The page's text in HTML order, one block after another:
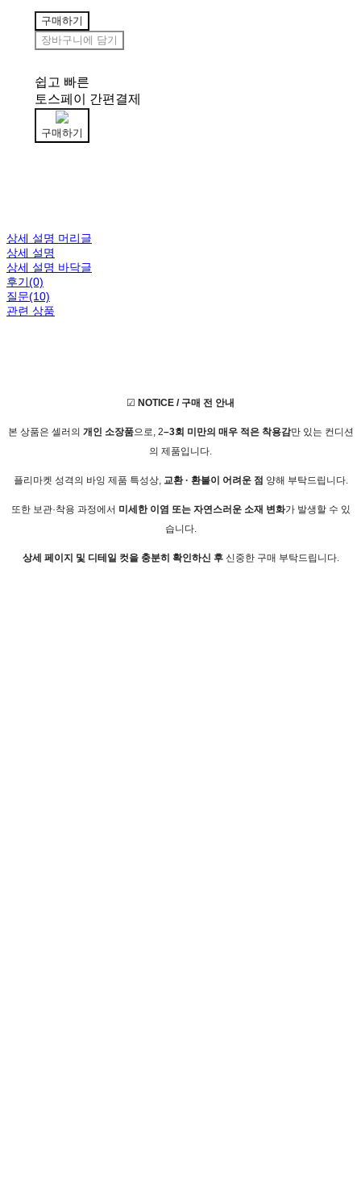
구매하기
장바구니에 담기
쉽고 빠른
토스페이 간편결제
구매하기
상세 설명 머리글
상세 설명
상세 설명 바닥글
후기(0)
질문(10)
관련 상품
☑ NOTICE / 구매 전 안내
본 상품은 셀러의 개인 소장품으로, 2–3회 미만의 매우 적은 착용감만 있는 컨디션
의 제품입니다.
플리마켓 성격의 바잉 제품 특성상, 교환 · 환불이 어려운 점 양해 부탁드립니다.
또한 보관·착용 과정에서 미세한 이염 또는 자연스러운 소재 변화가 발생할 수 있
습니다.
상세 페이지 및 디테일 컷을 충분히 확인하신 후신중한 구매 부탁드립니다.